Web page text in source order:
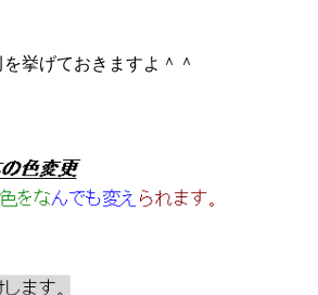
挙げておきますよ＾＾